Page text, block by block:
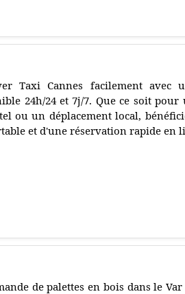
Taxi Cannes facilement
24h/24 et 7j/7. Que ce soit
ou un déplacement local,
et d'une réservation rapide en
de palettes en bois dans le